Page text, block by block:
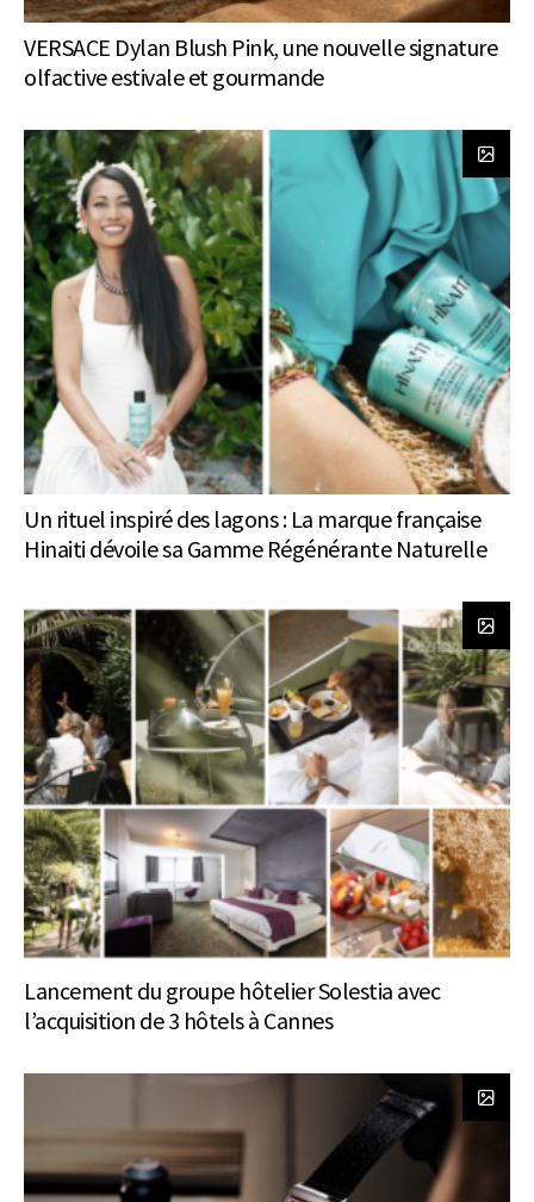
VERSACE Dylan Blush Pink, une nouvelle signature
olfactive estivale et gourmande
Un rituel inspiré des lagons : La marque française
Hinaiti dévoile sa Gamme Régénérante Naturelle
Lancement du groupe hôtelier Solestia avec
l’acquisition de 3 hôtels à Cannes